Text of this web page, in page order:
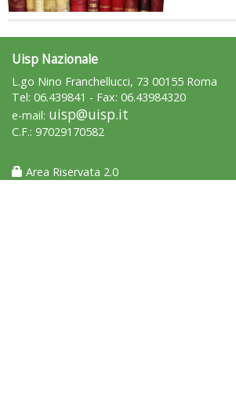
Uisp Nazionale
L.go Nino Franchellucci, 73 00155 Roma
Tel: 06.439841 - Fax: 06.43984320
e-mail: uisp@uisp.it
C.F.: 97029170582
Area Riservata 2.0